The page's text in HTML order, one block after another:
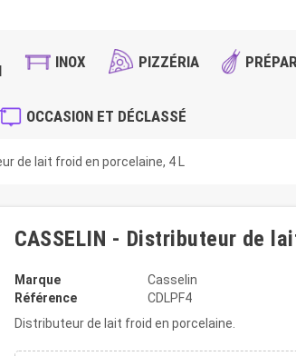
INOX PIZZÉRIA
OCCASION ET DÉCLASSÉ
de lait froid en porcelaine, 4 L
CASSELIN - Distributeur de
Marque
Casselin
Référence
CDLPF4
Distributeur de lait froid en porcelaine.